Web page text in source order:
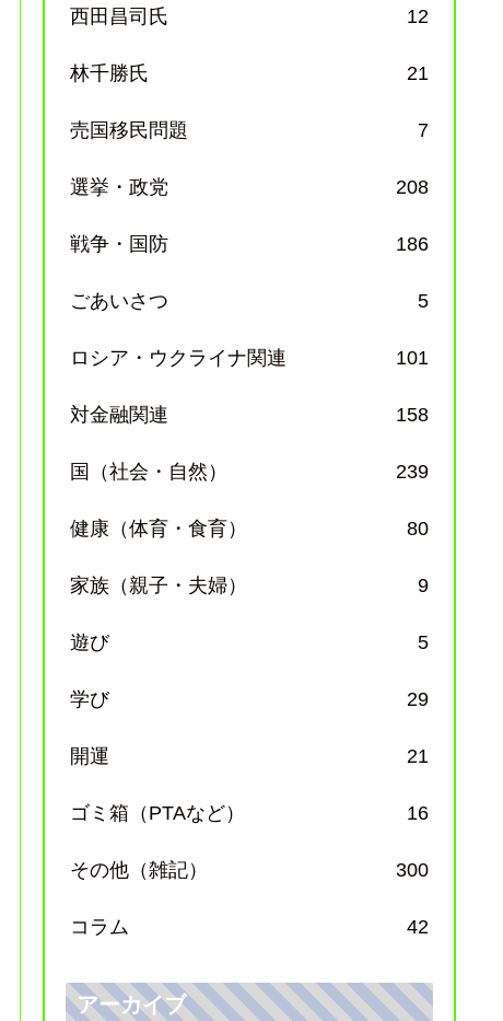
西田昌司氏 12
林千勝氏 21
売国移民問題 7
選挙・政党 208
戦争・国防 186
ごあいさつ 5
ロシア・ウクライナ関連 101
対金融関連 158
国（社会・自然） 239
健康（体育・食育） 80
家族（親子・夫婦） 9
遊び 5
学び 29
開運 21
ゴミ箱（PTAなど） 16
その他（雑記） 300
コラム 42
アーカイブ